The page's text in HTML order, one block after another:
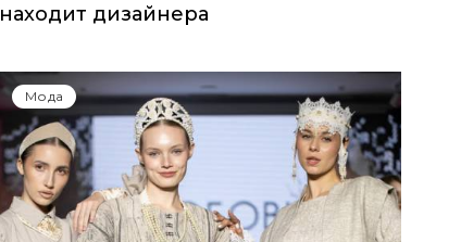
находит дизайнера
Мода